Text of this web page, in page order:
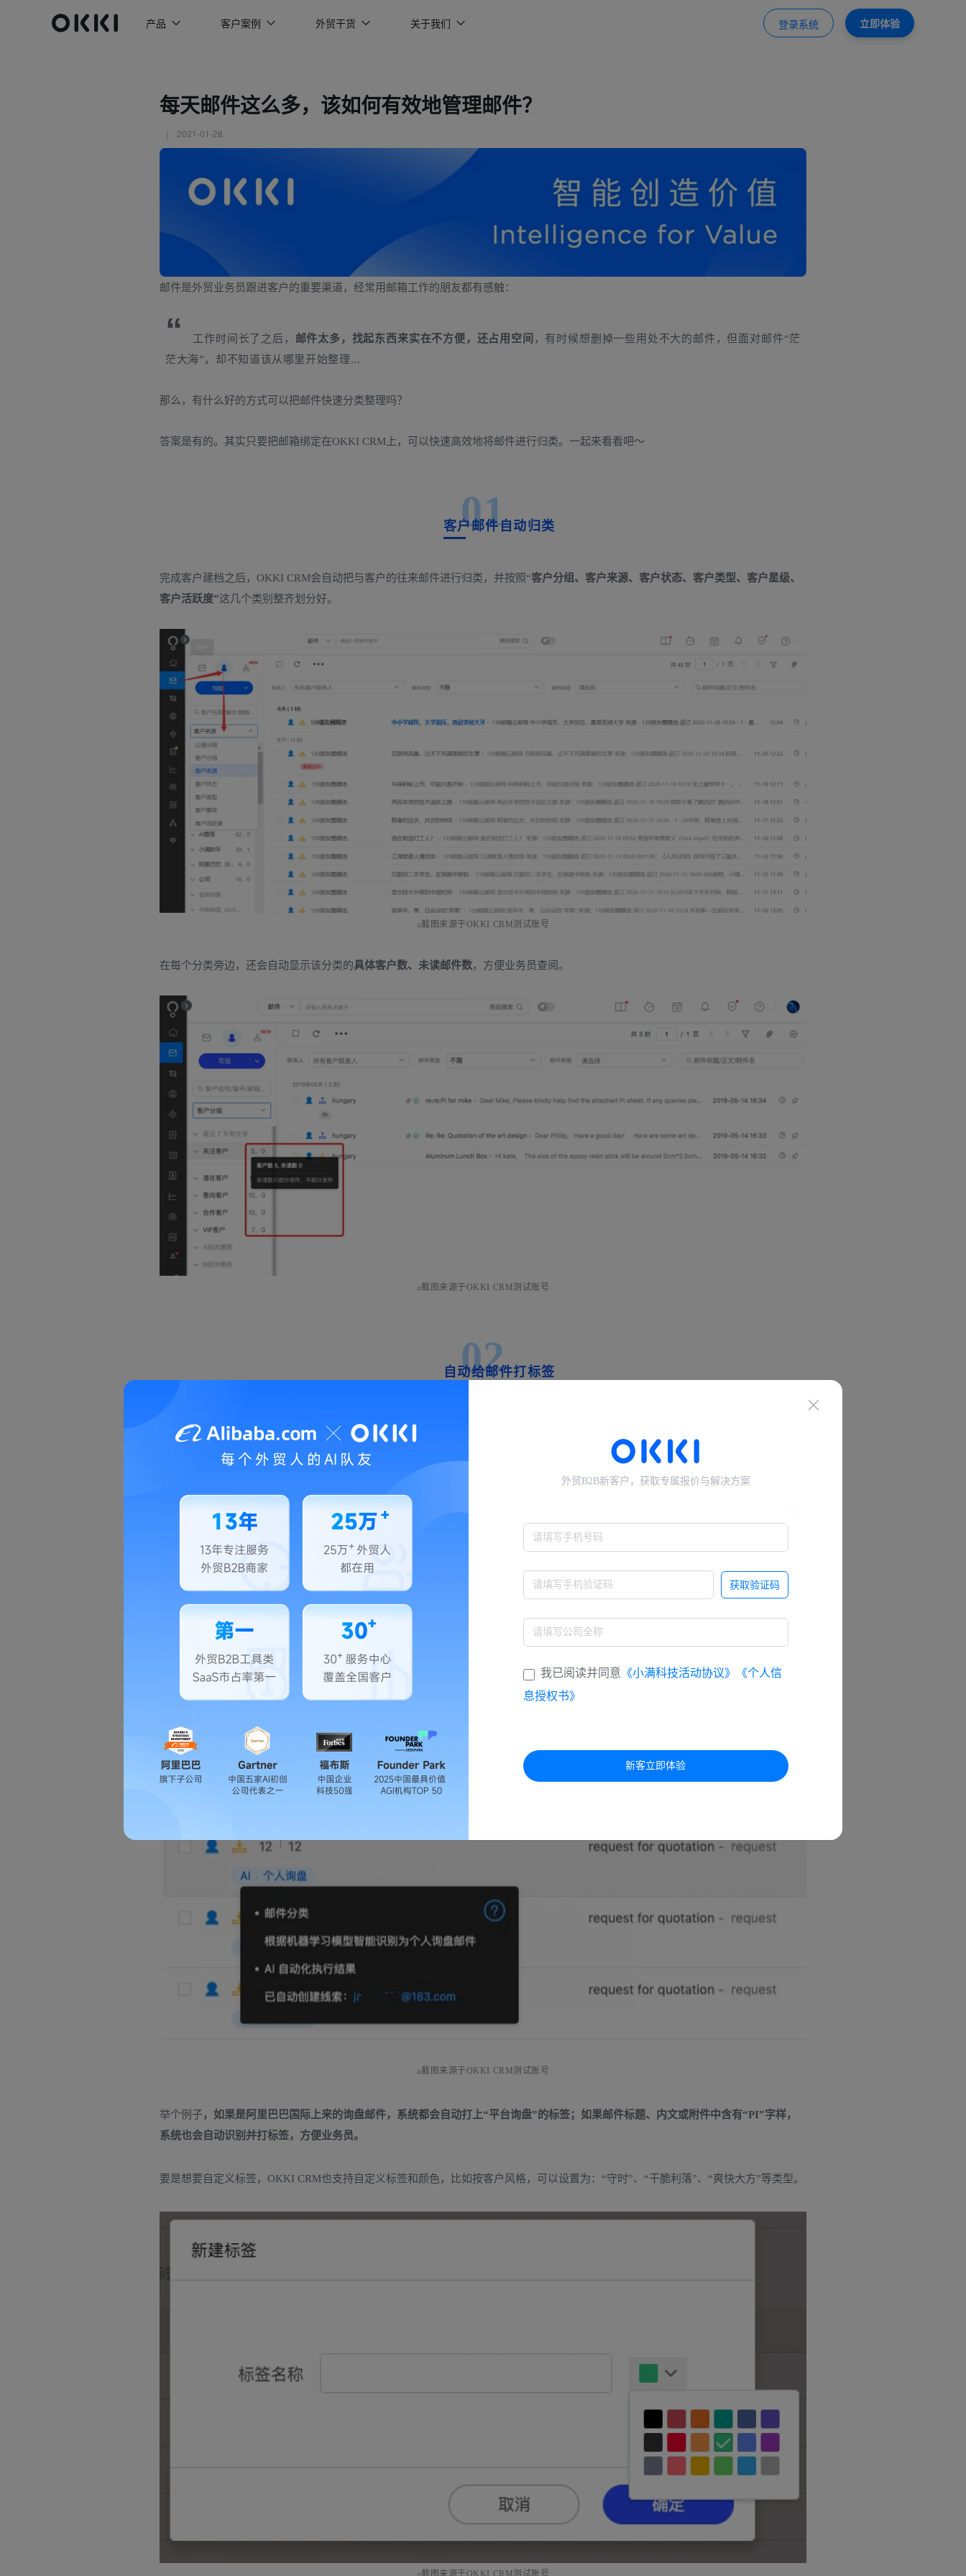
产品 客户案例 外贸干货 关于我们 登录系统 立即体验
每天邮件这么多，该如何有效地管理邮件？
| 2021-01-28
邮件是外贸业务员跟进客户的重要渠道，经常用邮箱工作的朋友都有感触：
“ 工作时间长了之后， 邮件太多，找起东西来实在不方便，还占用空间 ，有时候想删掉一些用处不大的邮件，但面对邮件“茫
茫大海”，却不知道该从哪里开始整理...
那么，有什么好的方式可以把邮件快速分类整理吗？
答案是有的。其实只要把邮箱绑定在OKKI CRM上，可以快速高效地将邮件进行归类。一起来看看吧～
01
客户邮件自动归类
完成客户建档之后 ，OKKI CRM会自动把与客户的往来邮件进行归类，并按照“客户分组、客户来源、客户状态、客户类型、客户星级、
客户活跃度”这几个类别整齐划分好。
▵截图来源于OKKI CRM测试账号
在每个分类旁边，还会自动显示该分类的具体客户数、未读邮件数，方便业务员查阅。
▵截图来源于OKKI CRM测试账号
02
自动给邮件打标签
“给邮件打标签“可以理解为业务员自己对这封邮件做的一个小标记。
重点业务邮件（如询盘、报价、PI、CI、PL、水单等），OKKI CRM会自动识别并打上标签。
▵截图来源于OKKI CRM测试账号
举个例子，如果是阿里巴巴国际上来的询盘邮件，系统都会自动打上“平台询盘”的标签；如果邮件标题、内文或附件中含有“PI”字样，
系统也会自动识别并打标签，方便业务员。
要是想要自定义标签，OKKI CRM也支持自定义标签和颜色，比如按客户风格，可以设置为：“守时”、“干脆利落”、“爽快大方”等类型。
▵截图来源于OKKI CRM测试账号
外贸B2B新客户，获取专属报价与解决方案
获取验证码
我已阅读并同意 《小满科技活动协议》
《个人信
息授权书》
新客立即体验